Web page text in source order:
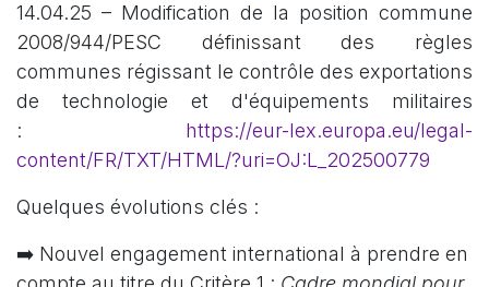
14.04.25 – Modification de la position commune
2008/944/PESC définissant des règles
communes régissant le contrôle des exportations
de technologie et d'équipements militaires
: https://eur-lex.europa.eu/legal-
content/FR/TXT/HTML/?uri=OJ:L_202500779
Quelques évolutions clés :
➡️ Nouvel engagement international à prendre en